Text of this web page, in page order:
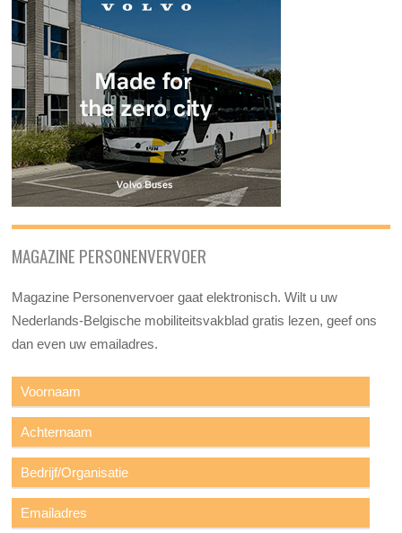
MAGAZINE PERSONENVERVOER
Magazine Personenvervoer gaat elektronisch. Wilt u uw
Nederlands-Belgische mobiliteitsvakblad gratis lezen, geef ons
dan even uw emailadres.